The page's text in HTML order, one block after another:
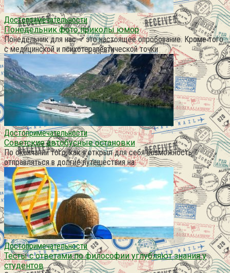
Достопримечательности
Понедельник фото приколы юмор
Понедельник для нас — это настоящее опробование. Кроме того
с медицинской и психотерапевтической точки
Достопримечательности
Советские автобусные остановки
По окончании того, как я открыл для себя возможность
отправляться в долгие путешествия на
Достопримечательности
Тесты с ответами по философии углубляют знания у
студентов